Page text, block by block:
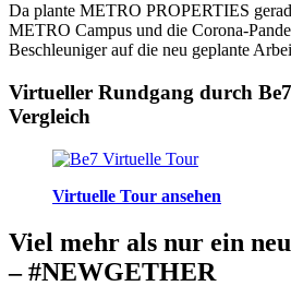
Da plante METRO PROPERTIES
METRO Campus und die Corona-
Beschleuniger auf die neu geplante
Virtueller Rundgang durch
Vergleich
Virtuelle Tour ansehen
Viel mehr als nur ein
– #NEWGETHER